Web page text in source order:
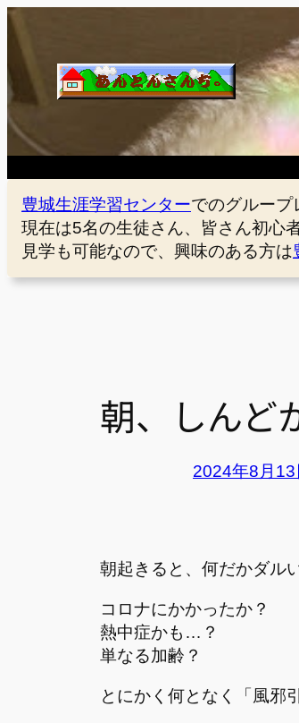
内
容
ス
キ
ッ
プ
豊城生涯学習センターでのグループ
現在は5名の生徒さん、皆さん初心
見学も可能なので、興味のある方は
朝、しんど
2024年8月
朝起きると、何だかダル
コロナにかかったか？
熱中症かも…？
単なる加齢？
とにかく何となく「風邪